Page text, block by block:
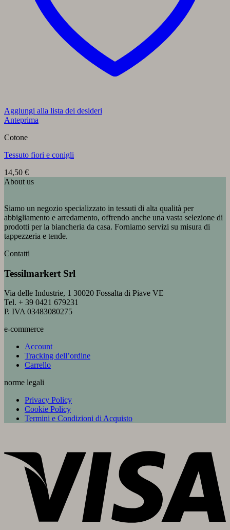
Aggiungi alla lista dei desideri
Anteprima
Cotone
Tessuto fiori e conigli
14,50 €
About us
Siamo un negozio specializzato in tessuti di alta qualità per
abbigliamento e arredamento, offrendo anche una vasta selezione di
prodotti per la biancheria da casa. Forniamo servizi su misura di
tappezzeria e tende.
Contatti
Tessilmarkert Srl
Via delle Industrie, 1 30020 Fossalta di Piave VE
Tel. + 39 0421 679231
P. IVA 03483080275
e-commerce
Account
Tracking dell’ordine
Carrello
norme legali
Privacy Policy
Cookie Policy
Termini e Condizioni di Acquisto